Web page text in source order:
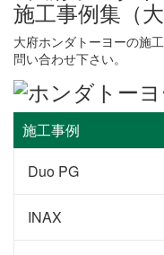
大府ホンダトーヨーの施
問い合わせ下さい。
施工事例
Duo PG
INAX